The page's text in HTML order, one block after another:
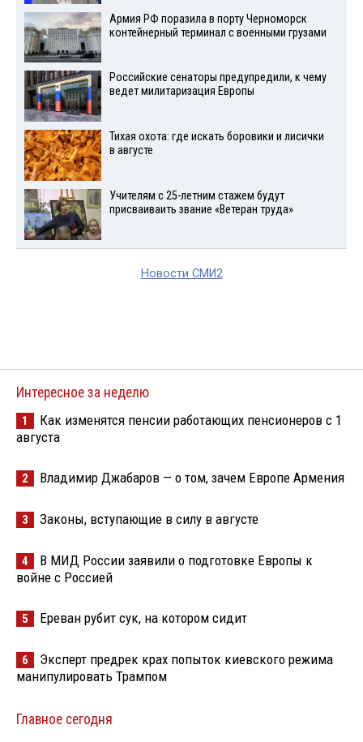
Армия РФ поразила в порту Черноморск
контейнерный терминал с военными грузами
Российские сенаторы предупредили, к чему
ведет милитаризация Европы
Тихая охота: где искать боровики и лисички
в августе
Учителям с 25-летним стажем будут
присваиваить звание «Ветеран труда»
Новости СМИ2
Интересное за неделю
1
Как изменятся пенсии работающих пенсионеров с 1
августа
2 Владимир Джабаров — о том, зачем Европе Армения
3 Законы, вступающие в силу в августе
4
В МИД России заявили о подготовке Европы к
войне с Россией
5 Ереван рубит сук, на котором сидит
6
Эксперт предрек крах попыток киевского режима
манипулировать Трампом
Главное сегодня